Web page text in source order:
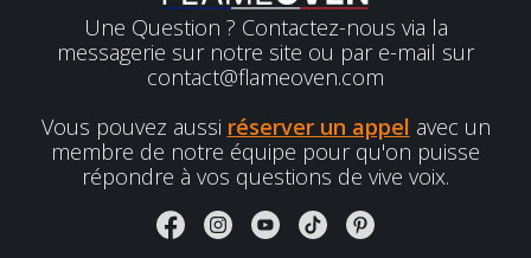
Une Question ? Contactez-nous via la
messagerie sur notre site ou par e-mail sur
contact@flameoven.com
Vous pouvez aussi réserver un appel avec un
membre de notre équipe pour qu'on puisse
répondre à vos questions de vive voix.